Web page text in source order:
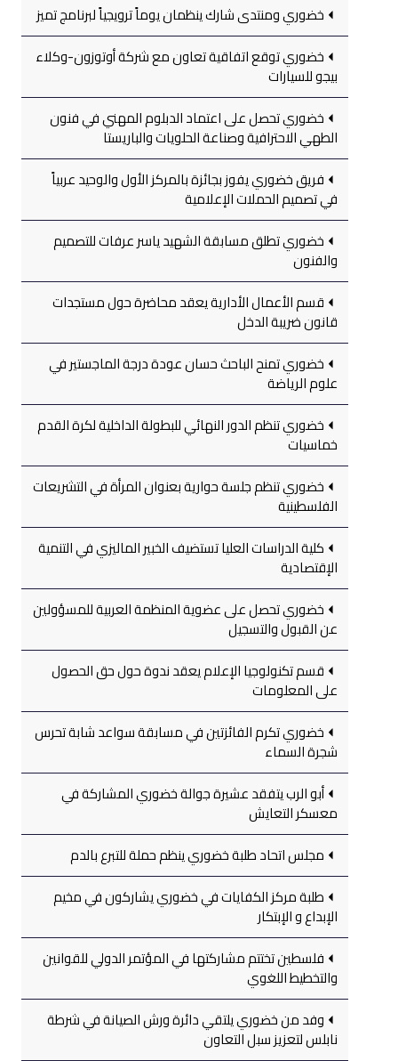
خضوري ومنتدى شارك ينظمان يوماً ترويجياً لبرنامج تميز
خضوري توقع اتفاقية تعاون مع شركة أوتوزون-وكلاء
بيجو للسيارات
خضوري تحصل على اعتماد الدبلوم المهني في فنون
الطهي الاحترافية وصناعة الحلويات والباريستا
فريق خضوري يفوز بجائزة بالمركز الأول والوحيد عربياً
في تصميم الحملات الإعلامية
خضوري تطلق مسابقة الشهيد ياسر عرفات للتصميم
والفنون
قسم الأعمال الأدارية يعقد محاضرة حول مستجدات
قانون ضريبة الدخل
خضوري تمنح الباحث حسان عودة درجة الماجستير في
علوم الرياضة
خضوري تنظم الدور النهائي للبطولة الداخلية لكرة القدم
خماسيات
خضوري تنظم جلسة حوارية بعنوان المرأة في التشريعات
الفلسطينية
كلية الدراسات العليا تستضيف الخبير الماليزي في التنمية
الإقتصادية
خضوري تحصل على عضوية المنظمة العربية للمسؤولين
عن القبول والتسجيل
قسم تكنولوجيا الإعلام يعقد ندوة حول حق الحصول
على المعلومات
خضوري تكرم الفائزتين في مسابقة سواعد شابة تحرس
شجرة السماء
أبو الرب يتفقد عشيرة جوالة خضوري المشاركة في
معسكر التعايش
مجلس اتحاد طلبة خضوري ينظم حملة للتبرع بالدم
طلبة مركز الكفايات في خضوري يشاركون في مخيم
الإبداع و الإبتكار
فلسطين تختتم مشاركتها في المؤتمر الدولي للقوانين
والتخطيط اللغوي
وفد من خضوري يلتقي دائرة ورش الصيانة في شرطة
نابلس لتعزيز سبل التعاون